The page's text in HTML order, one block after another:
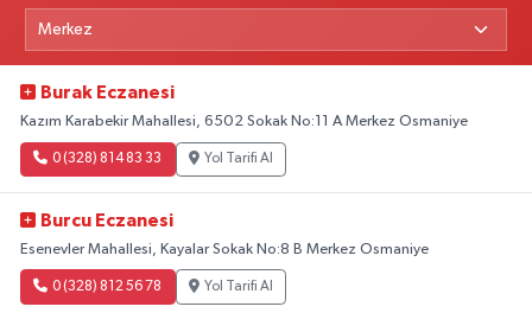
Burak Eczanesi
Kazım Karabekir Mahallesi, 6502 Sokak No:11 A Merkez Osmaniye
0 (328) 814 83 33 Yol Tarifi Al
Burcu Eczanesi
Esenevler Mahallesi, Kayalar Sokak No:8 B Merkez Osmaniye
0 (328) 812 56 78 Yol Tarifi Al